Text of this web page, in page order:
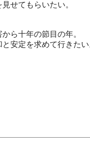
せてもらいたい。
ら十年の節目の年。
安定を求めて行きた